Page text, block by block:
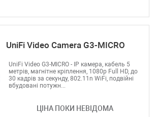
UniFi Video Camera G3-MICRO
ЦІНА ПОКИ НЕВІДОМА
UniFi Video G3-MICRO - IP камера, кабель 5
метрів, магнітне кріплення, 1080p Full HD, до
30 кадрів за секунду, 802.11n WiFi, подвійні
вбудовані потужн...